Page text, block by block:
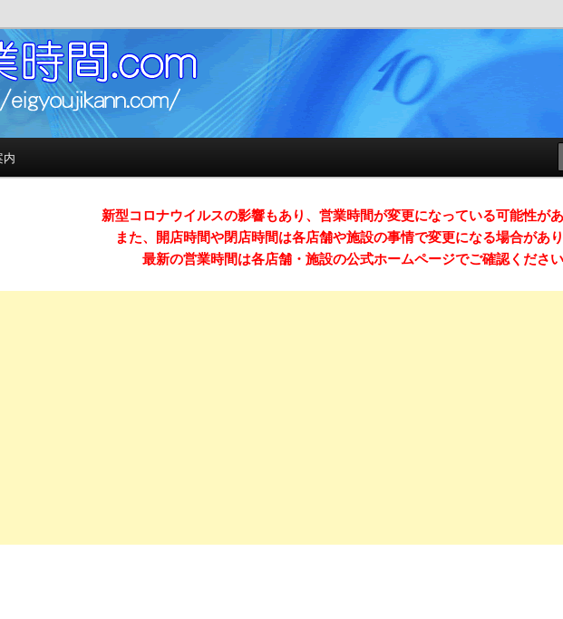
時間.com （スマホ対応）
の営業時間（開店時間＆閉店時間）ガイドサイト
インコンテンツへ移動
ブコンテンツへ移動
内
新型コロナウイルスの影響もあり、営業時間が変更になっている可能性が
また、開店時間や閉店時間は各店舗や施設の事情で変更になる場合があ
最新の営業時間は各店舗・施設の公式ホームページでご確認くださ